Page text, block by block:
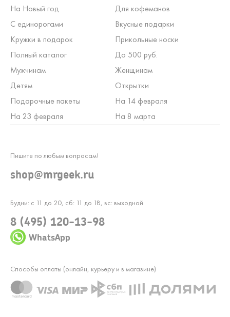
На Новый год
Для кофеманов
С единорогами
Вкусные подарки
Кружки в подарок
Прикольные носки
Полный каталог
До 500 руб.
Мужчинам
Женщинам
Детям
Открытки
Подарочные пакеты
На 14 февраля
На 23 февраля
На 8 марта
Будни: с 11 до 20, сб: 11 до 18, вс: выходной
8 (495) 120-13-98
WhatsApp
Пишите по любым вопросам!
shop@mrgeek.ru
Способы оплаты (онлайн, курьеру и в магазине)